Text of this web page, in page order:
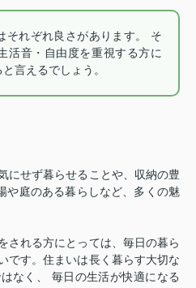
それぞれ良さがあります。 そ
活音・自由度を重視する方に
言えるでしょう。
にせず暮らせることや、収納の豊
や庭のある暮らしなど、多くの魅
される方にとっては、毎日の暮ら
です。住まいは長く暮らす大切な
なく、 毎日の生活が快適になる